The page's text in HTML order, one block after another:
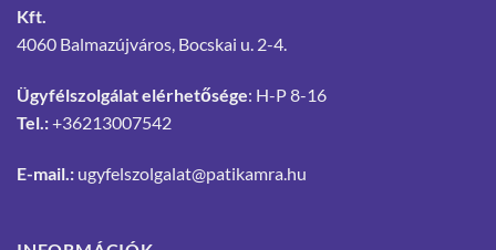
Kft.
4060 Balmazújváros, Bocskai u. 2-4.
Ügyfélszolgálat elérhetősége: H-P 8-16
Tel.:+36213007542
E-mail.: ugyfelszolgalat@patikamra.hu